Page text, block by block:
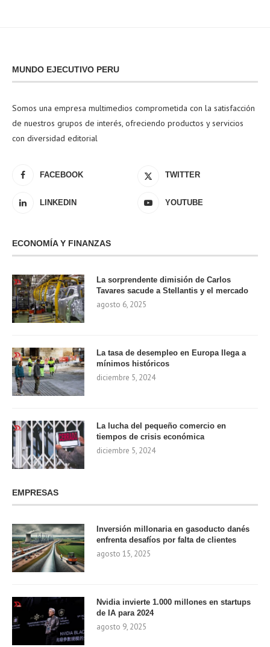
MUNDO EJECUTIVO PERU
Somos una empresa multimedios comprometida con la satisfacción
de nuestros grupos de interés, ofreciendo productos y servicios
con diversidad editorial
FACEBOOK TWITTER
LINKEDIN YOUTUBE
ECONOMÍA Y FINANZAS
La sorprendente dimisión de Carlos
Tavares sacude a Stellantis y el mercado
agosto 6, 2025
La tasa de desempleo en Europa llega a
mínimos históricos
diciembre 5, 2024
La lucha del pequeño comercio en
tiempos de crisis económica
diciembre 5, 2024
EMPRESAS
Inversión millonaria en gasoducto danés
enfrenta desafíos por falta de clientes
agosto 15, 2025
Nvidia invierte 1.000 millones en startups
de IA para 2024
agosto 9, 2025